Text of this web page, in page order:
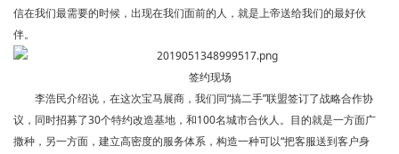
信在我们最需要的时候，出现在我们面前的人，就是上帝送给我们的最好伙
伴。
签约现场
李浩民介绍说，在这次宝马展商，我们同“搞二手”联盟签订了战略合作协
议，同时招募了30个特约改造基地，和100名城市合伙人。目的就是一方面广
撒种，另一方面，建立高密度的服务体系，构造一种可以“把客服送到客户身